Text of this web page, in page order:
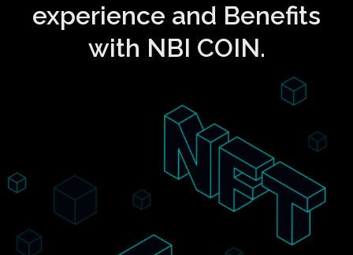
experience and Benefits
with NBI COIN.